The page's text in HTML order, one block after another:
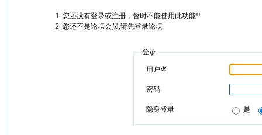
您还没有登录或注册，暂时不能使用此功能!!
您还不是论坛会员,请先登录论坛
登录
用户名
密码
隐身登录 是